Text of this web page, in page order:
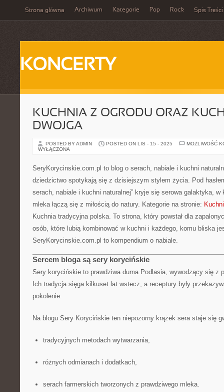
Strona główna Archiwum Kategorie Pop Rock Spis Treści
KONCERTY
KUCHNIA Z OGRODU ORAZ
DWOJGA
POSTED BY ADMIN POSTED ON LIS - 15 - 2025
MOŻLIWOŚĆ
WYŁĄCZONA
SeryKorycinskie.com.pl to blog o serach, nabiale i kuchni
dziedzictwo spotykają się z dzisiejszym stylem życia. Pod
serach, nabiale i kuchni naturalnej” kryje się serowa galaktyka, w
mleka łączą się z miłością do natury. Kategorie na stronie:
Kuchnia tradycyjna polska. To strona, który powstał dla
osób, które lubią kombinować w kuchni i każdego, komu bliska
SeryKorycinskie.com.pl to kompendium o nabiale.
Sercem bloga są sery korycińskie
Sery korycińskie to prawdziwa duma Podlasia, wywodzący się z
Ich tradycja sięga kilkuset lat wstecz, a receptury były
pokolenie.
Na blogu Sery Korycińskie ten niepozorny krążek sera staje się
tradycyjnych metodach wytwarzania,
różnych odmianach i dodatkach,
serach farmerskich tworzonych z prawdziwego mleka.